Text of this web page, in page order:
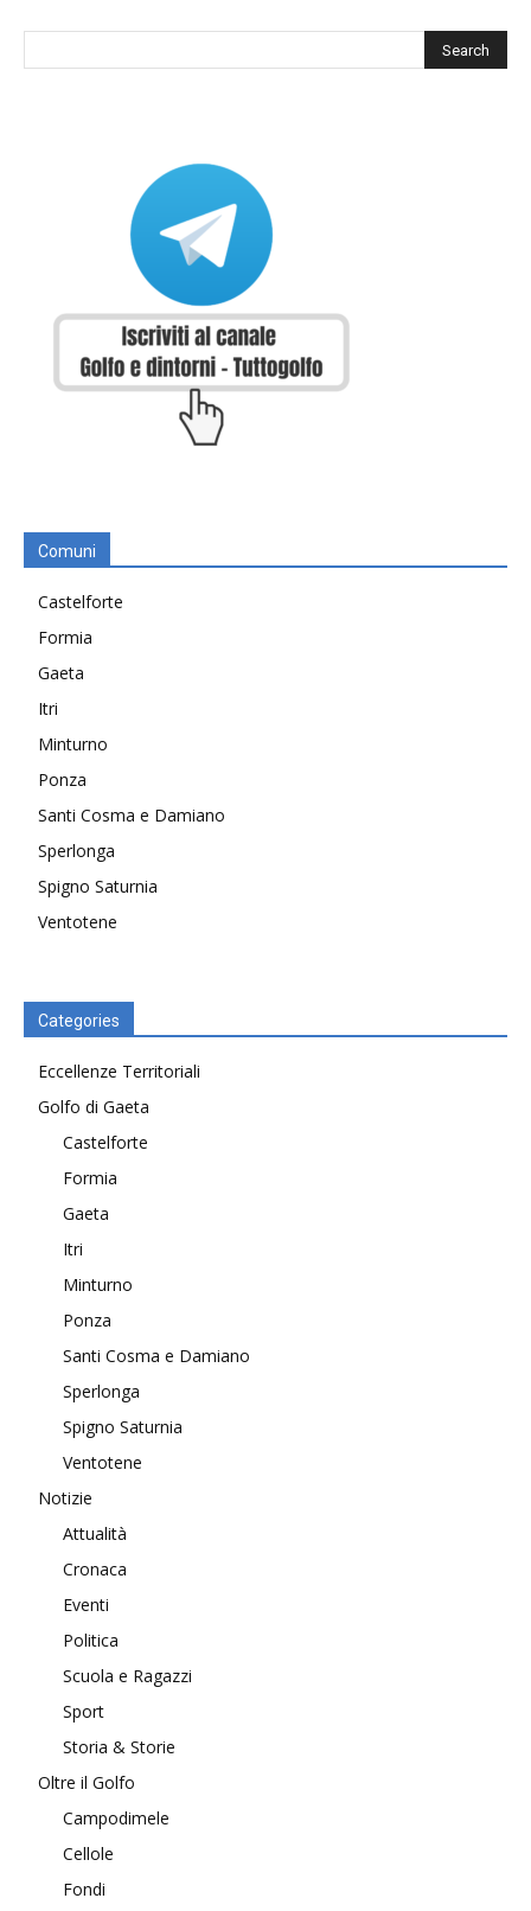
Comuni
Castelforte
Formia
Gaeta
Itri
Minturno
Ponza
Santi Cosma e Damiano
Sperlonga
Spigno Saturnia
Ventotene
Categories
Eccellenze Territoriali
Golfo di Gaeta
Castelforte
Formia
Gaeta
Itri
Minturno
Ponza
Santi Cosma e Damiano
Sperlonga
Spigno Saturnia
Ventotene
Notizie
Attualità
Cronaca
Eventi
Politica
Scuola e Ragazzi
Sport
Storia & Storie
Oltre il Golfo
Campodimele
Cellole
Fondi